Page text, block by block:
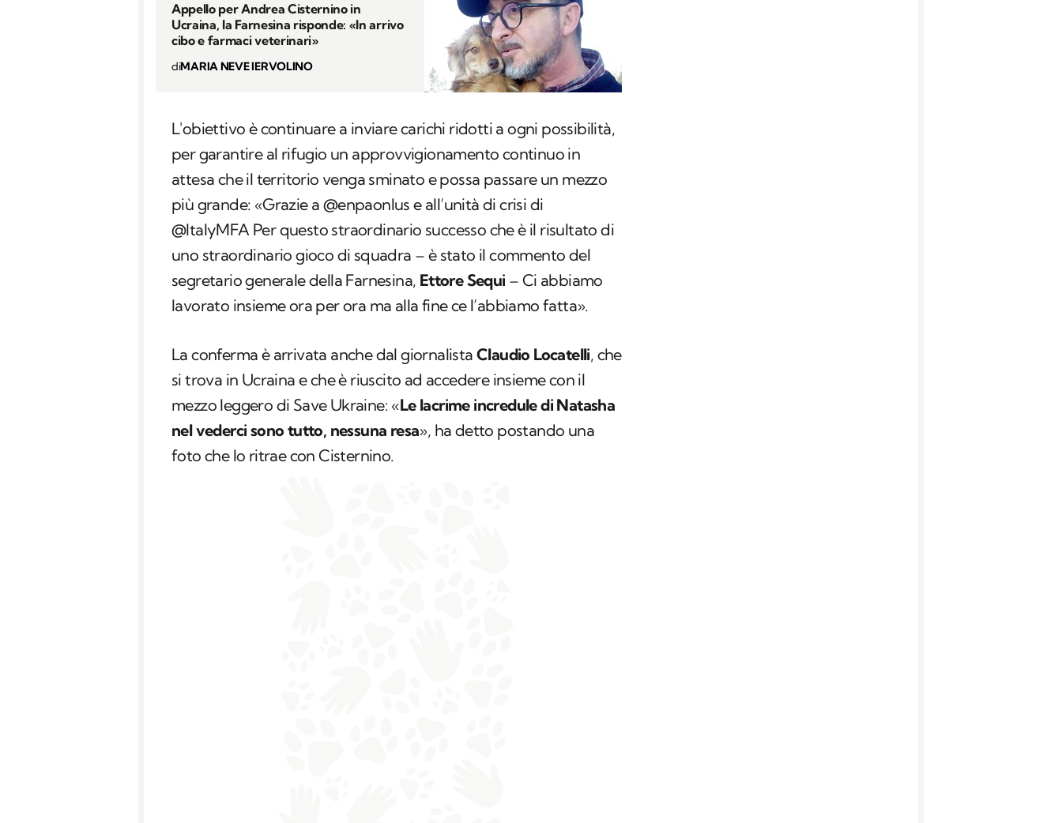
Appello per Andrea Cisternino in
Ucraina, la Farnesina risponde: «In arrivo
cibo e farmaci veterinari»
diMARIA NEVE IERVOLINO
L'obiettivo è continuare a inviare carichi ridotti a ogni possibilità,
per garantire al rifugio un approvvigionamento continuo in
attesa che il territorio venga sminato e possa passare un mezzo
più grande: «Grazie a @enpaonlus e all’unità di crisi di
@ItalyMFA Per questo straordinario successo che è il risultato di
uno straordinario gioco di squadra – è stato il commento del
segretario generale della Farnesina, Ettore Sequi – Ci abbiamo
lavorato insieme ora per ora ma alla fine ce l’abbiamo fatta».
La conferma è arrivata anche dal giornalista Claudio Locatelli, che
si trova in Ucraina e che è riuscito ad accedere insieme con il
mezzo leggero di Save Ukraine: «Le lacrime incredule di Natasha
nel vederci sono tutto, nessuna resa», ha detto postando una
foto che lo ritrae con Cisternino.